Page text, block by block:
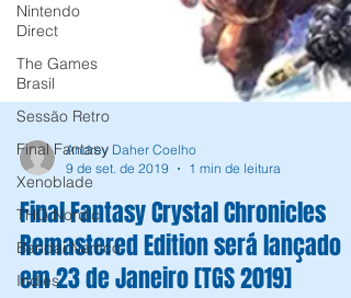
Nintendo
Direct
The Games
Brasil
Sessão Retro
Final Fantasy
Xenoblade
THQ Nordic
Bandai Namco
Indies
Andrey Daher Coelho
9 de set. de 2019
1 min de leitura
Final Fantasy Crystal Chronicles